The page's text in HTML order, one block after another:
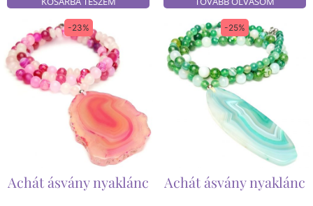
-23%
Achát ásvány nyaklánc
-25%
Achát ásvány nyaklánc